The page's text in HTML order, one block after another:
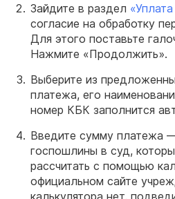
Зайдите в раздел
согласие на обработку
Для этого поставьте
Нажмите «‎Продолжить».
Выберите из
платежа, его
номер КБК заполнится
Введите сумму платежа
госпошлины в суд,
рассчитать с помощью
официальном сайте
калькулятора нет,